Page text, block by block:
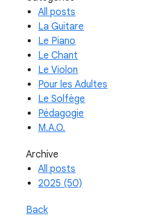
All posts
La Guitare
Le Piano
Le Chant
Le Violon
Pour les Adultes
Le Solfège
Pédagogie
M.A.O.
Archive
All posts
2025 (50)
Back